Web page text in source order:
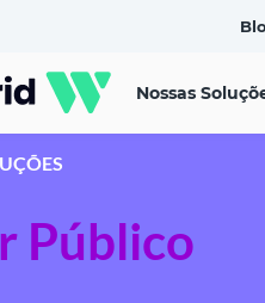
Nossas
Público